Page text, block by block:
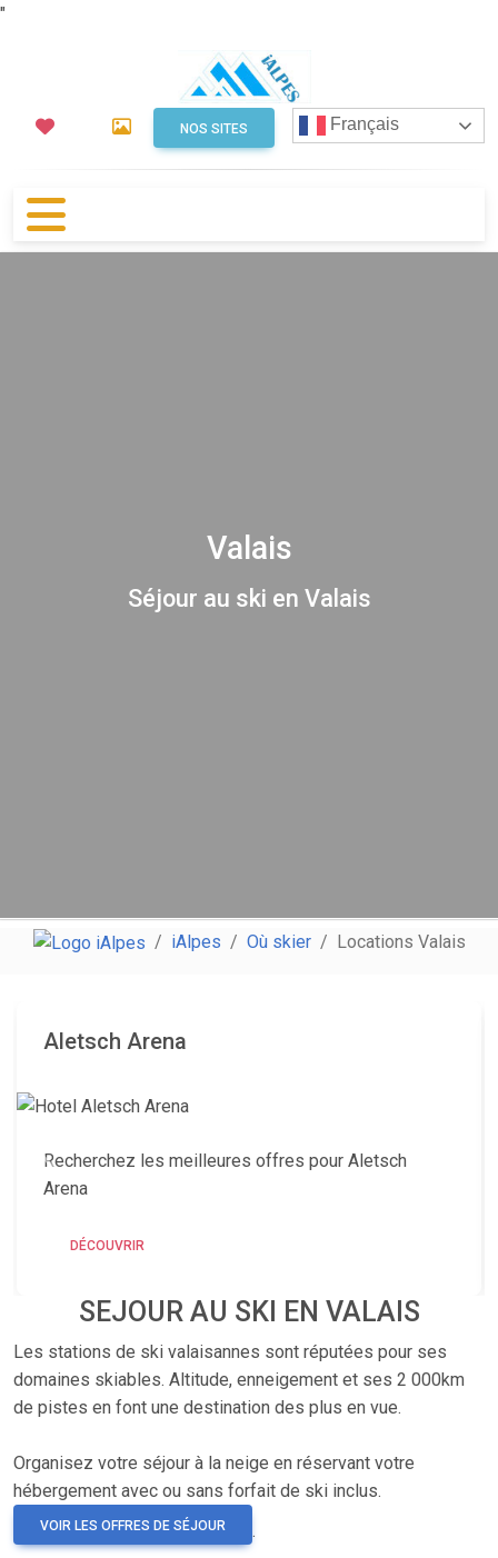
"
NOS SITES Français
Valais
Séjour au ski en Valais
iAlpes Où skier Locations Valais
Aletsch Arena
Recherchez les meilleures offres pour Aletsch
Arena
DÉCOUVRIR
SEJOUR AU SKI EN VALAIS
Les stations de ski valaisannes sont réputées pour ses
domaines skiables. Altitude, enneigement et ses 2 000km
de pistes en font une destination des plus en vue.
Organisez votre séjour à la neige en réservant votre
hébergement avec ou sans forfait de ski inclus.
VOIR LES OFFRES DE SÉJOUR .